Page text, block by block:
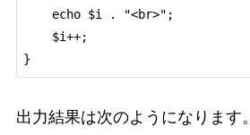
出力結果は次のようになります。